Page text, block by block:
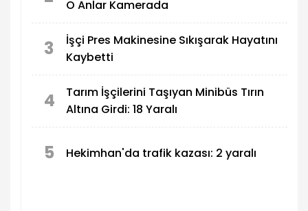
O Anlar Kamerada
3
İşçi Pres Makinesine Sıkışarak Hayatını
Kaybetti
4
Tarım İşçilerini Taşıyan Minibüs Tırın
Altına Girdi: 18 Yaralı
5 Hekimhan'da trafik kazası: 2 yaralı